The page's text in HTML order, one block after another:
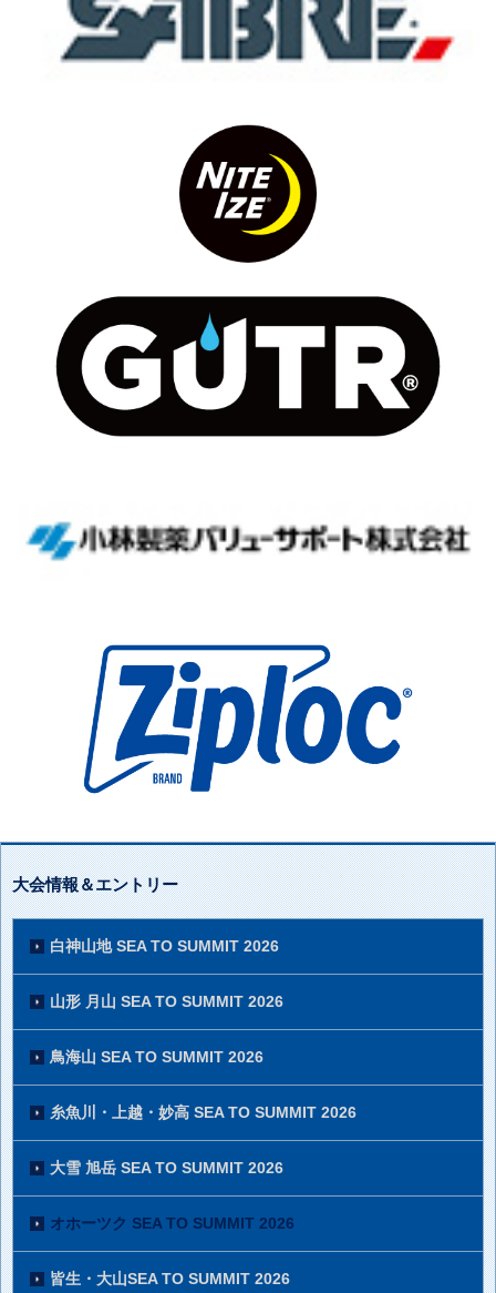
大会情報＆エントリー
白神山地 SEA TO SUMMIT 2026
山形 月山 SEA TO SUMMIT 2026
鳥海山 SEA TO SUMMIT 2026
糸魚川・上越・妙高 SEA TO SUMMIT 2026
大雪 旭岳 SEA TO SUMMIT 2026
オホーツク SEA TO SUMMIT 2026
皆生・大山SEA TO SUMMIT 2026